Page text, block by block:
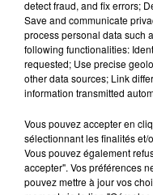
6h30
6h30
ALICIA KEYS
Girl On Fire
detect fraud, and fix errors;
Save and communicate
process personal data such
following functionalities:
requested; Use precise
other data sources; Link
information transmitted
Vous pouvez accepter en
sélectionnant les finalités et/
Vous pouvez également
accepter". Vos préférences
pouvez mettre à jour vos